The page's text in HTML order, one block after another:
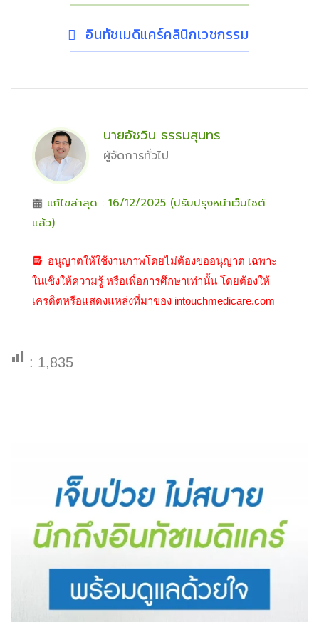
อินทัชเมดิแคร์คลินิกเวชกรรม
นายอัชวิน ธรรมสุนทร
ผู้จัดการทั่วไป
แก้ไขล่าสุด : 16/12/2025 (ปรับปรุงหน้าเว็บไซต์
แล้ว)
อนุญาตให้ใช้งานภาพโดยไม่ต้องขออนุญาต เฉพาะ
ในเชิงให้ความรู้ หรือเพื่อการศึกษาเท่านั้น โดยต้องให้
เครดิตหรือแสดงแหล่งที่มาของ intouchmedicare.com
: 1,835